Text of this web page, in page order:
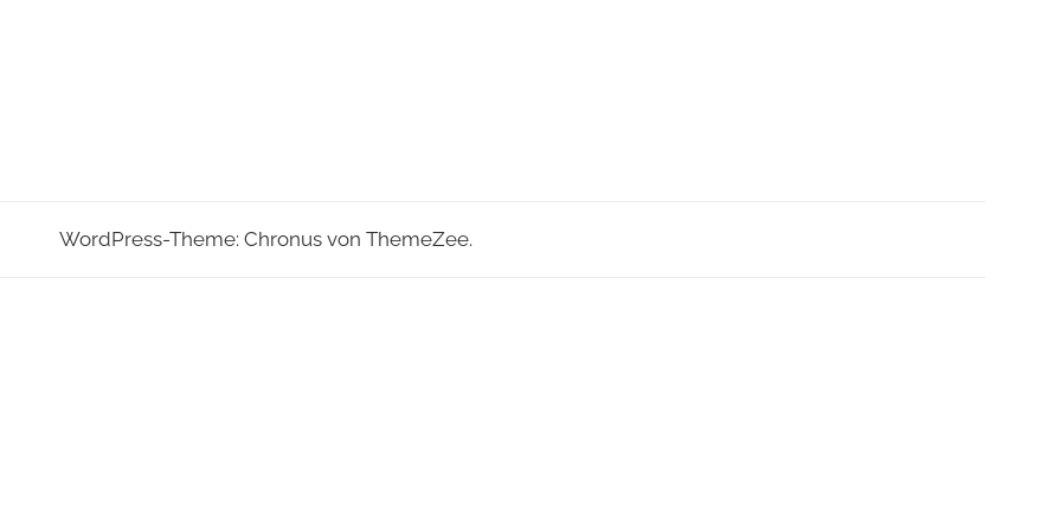
WordPress-Theme: Chronus von ThemeZee.